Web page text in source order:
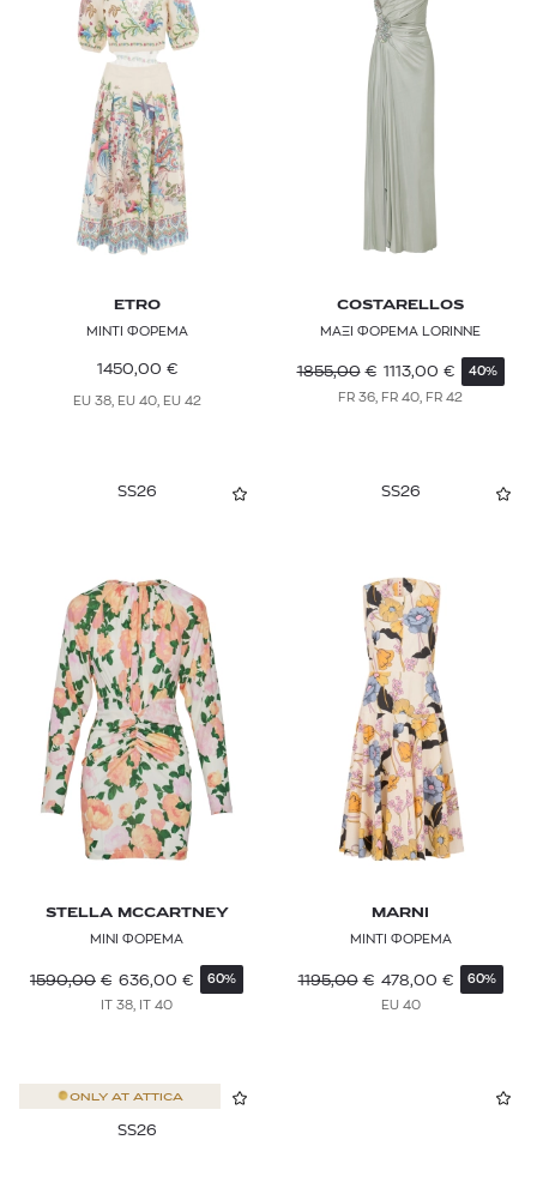
ETRO
ΜΙΝΤΙ ΦΟΡΕΜΑ
1450,00 €
EU 38, EU 40, EU 42
COSTARELLOS
ΜΑΞΙ ΦΟΡΕΜΑ LORINNE
1855,00 € 1113,00 € 40%
FR 36, FR 40, FR 42
SS26
STELLA MCCARTNEY
ΜΙΝΙ ΦΟΡΕΜΑ
1590,00 € 636,00 € 60%
IT 38, IT 40
SS26
MARNI
ΜΙΝΤΙ ΦΟΡΕΜΑ
1195,00 € 478,00 € 60%
EU 40
ONLY AT ATTICA
SS26